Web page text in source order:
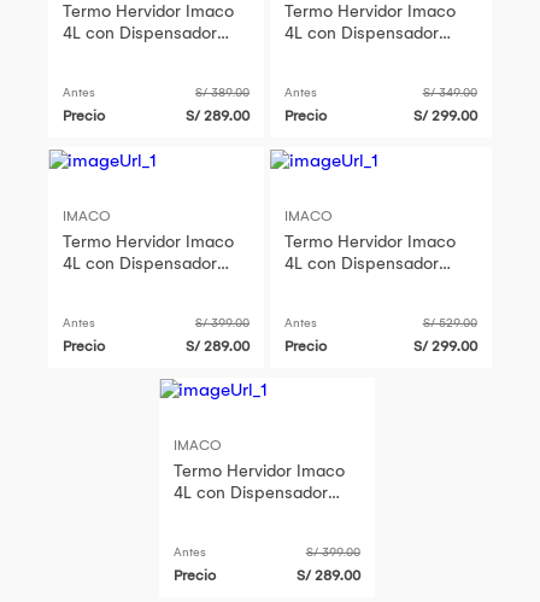
Termo Hervidor Imaco
4L con Dispensador
Antes S/ 389.00
Precio S/ 289.00
Termo Hervidor Imaco
4L con Dispensador
Antes S/ 349.00
Precio S/ 299.00
IMACO
Termo Hervidor Imaco
4L con Dispensador
Antes S/ 399.00
Precio S/ 289.00
IMACO
Termo Hervidor Imaco
4L con Dispensador
Antes S/ 529.00
Precio S/ 299.00
IMACO
Termo Hervidor Imaco
4L con Dispensador
Antes S/ 399.00
Precio S/ 289.00